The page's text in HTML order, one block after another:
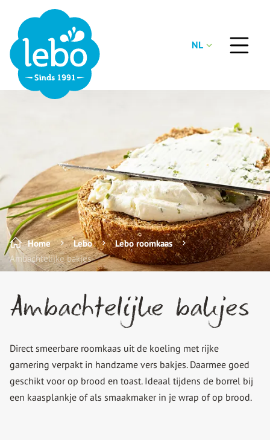
NL
Home Lebo
Lebo roomkaas
Ambachtelijke bakjes
Ambachtelijke bakjes
Direct smeerbare roomkaas uit de koeling met rijke
garnering verpakt in handzame vers bakjes. Daarmee goed
geschikt voor op brood en toast. Ideaal tijdens de borrel bij
een kaasplankje of als smaakmaker in je wrap of op brood.